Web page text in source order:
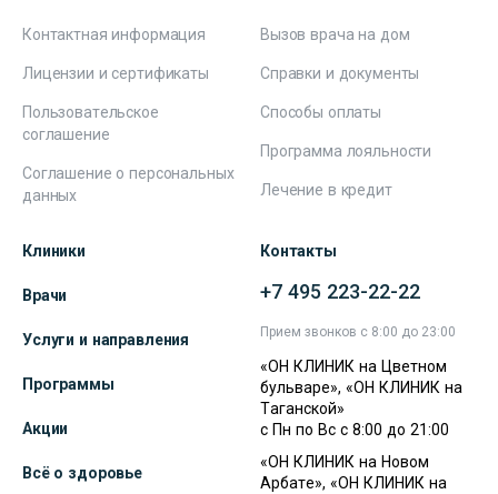
Контактная информация
Лицензии и сертификаты
Пользовательское
соглашение
Соглашение о персональных
данных
Вызов врача на дом
Справки и документы
Способы оплаты
Программа лояльности
Лечение в кредит
Клиники
Врачи
Услуги и направления
Программы
Акции
Всё о здоровье
Контакты
+7 495 223-22-22
Прием звонков с 8:00 до 23:00
«ОН КЛИНИК на Цветном
бульваре», «ОН КЛИНИК на
Таганской»
с Пн по Вс с 8:00 до 21:00
«ОН КЛИНИК на Новом
Арбате», «ОН КЛИНИК на